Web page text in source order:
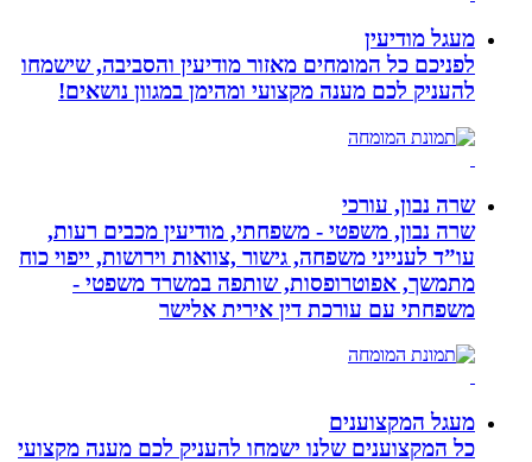
מעגל מודיעין
לפניכם כל המומחים מאזור מודיעין והסביבה, שישמחו
להעניק לכם מענה מקצועי ומהימן במגוון נושאים!
שרה נבון, עורכי
שרה נבון, משפטי - משפחתי, מודיעין מכבים רעות,
עו”ד לענייני משפחה, גישור ,צוואות וירושות, ייפוי כוח
מתמשך, אפוטרופסות, שותפה במשרד משפטי -
משפחתי עם עורכת דין אירית אלישר
מעגל המקצוענים
כל המקצוענים שלנו ישמחו להעניק לכם מענה מקצועי